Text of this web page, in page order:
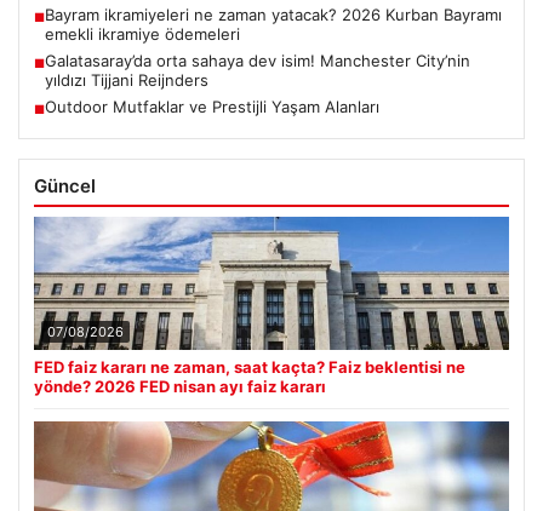
■Bayram ikramiyeleri ne zaman yatacak? 2026 Kurban Bayramı
emekli ikramiye ödemeleri
■Galatasaray’da orta sahaya dev isim! Manchester City’nin
yıldızı Tijjani Reijnders
■Outdoor Mutfaklar ve Prestijli Yaşam Alanları
Güncel
07/08/2026
FED faiz kararı ne zaman, saat kaçta? Faiz beklentisi ne
yönde? 2026 FED nisan ayı faiz kararı